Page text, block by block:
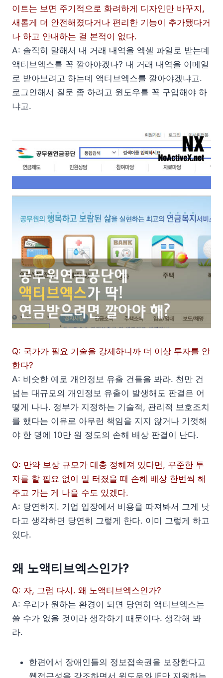
이트는 보면 주기적으로 화려하게 디자인만 바꾸지,
새롭게 더 안전해졌다거나 편리한 기능이 추가됐다거
나 하고 안내하는 걸 본적이 없다.
A: 솔직히 말해서 내 거래 내역을 엑셀 파일로 받는데
액티브엑스를 꼭 깔아야겠나? 내 거래 내역을 이메일
로 받아보려고 하는데 액티브엑스를 깔아야겠냐고.
로그인해서 질문 좀 하려고 윈도우를 꼭 구입해야 하
냐고.
Q: 국가가 필요 기술을 강제하니까 더 이상 투자를 안
한다?
A: 비슷한 예로 개인정보 유출 건들을 봐라. 천만 건
넘는 대규모의 개인정보 유출이 발생해도 판결은 어
떻게 나나. 정부가 지정하는 기술적, 관리적 보호조치
를 했다는 이유로 아무런 책임을 지지 않거나 기껏해
야 한 명에 10만 원 정도의 손해 배상 판결이 난다.
Q: 만약 보상 규모가 대충 정해져 있다면, 꾸준한 투
자를 할 필요 없이 일 터졌을 때 손해 배상 한번씩 해
주고 가는 게 나을 수도 있겠다.
A: 당연하지. 기업 입장에서 비용을 따져봐서 그게 낫
다고 생각하면 당연히 그렇게 한다. 이미 그렇게 하고
있다.
왜 노액티브엑스인가?
Q: 자, 그럼 다시. 왜 노액티브엑스인가?
A: 우리가 원하는 환경이 되면 당연히 액티브엑스는
쓸 수가 없을 것이라 생각하기 때문이다. 생각해 봐
라.
한편에서 장애인들의 정보접속권을 보장한다고
웹접근성을 강조하면서 윈도우와 IE만 지원하는